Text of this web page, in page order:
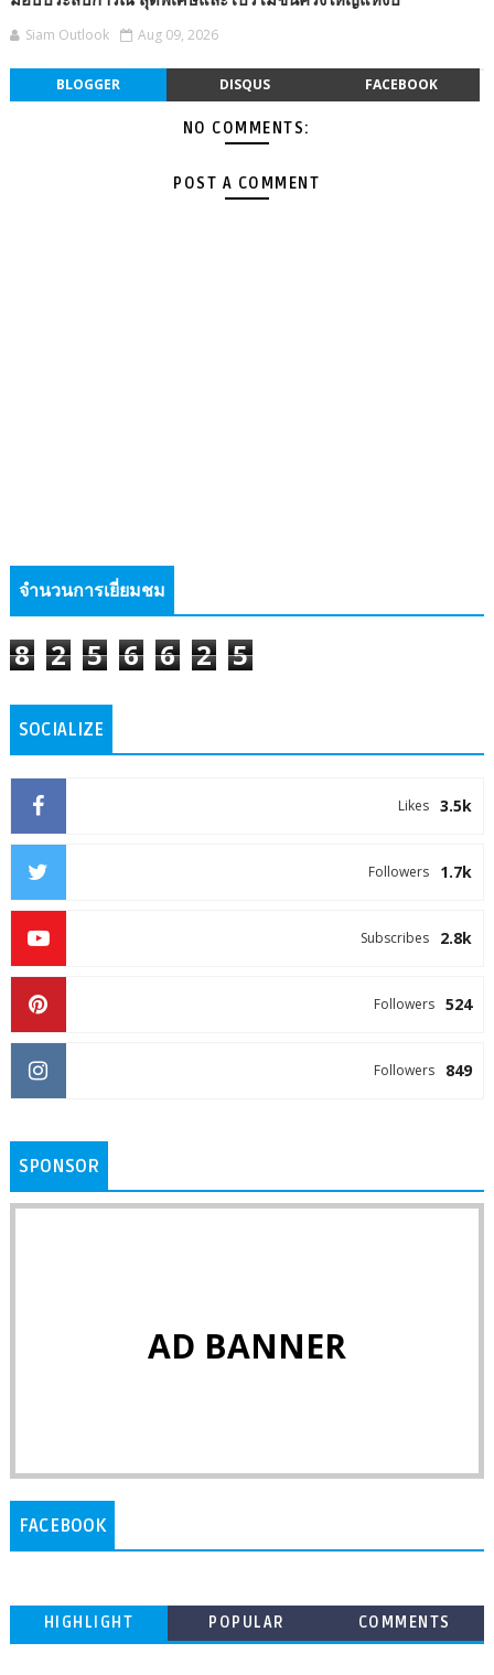
Siam Outlook Aug 09, 2026
BLOGGER DISQUS FACEBOOK
NO COMMENTS:
POST A COMMENT
จำนวนการเยี่ยมชม
8 2 5 6 6 2 5
SOCIALIZE
3.5k
Likes
1.7k
Followers
2.8k
Subscribes
524
Followers
849
Followers
SPONSOR
AD BANNER
FACEBOOK
HIGHLIGHT POPULAR COMMENTS